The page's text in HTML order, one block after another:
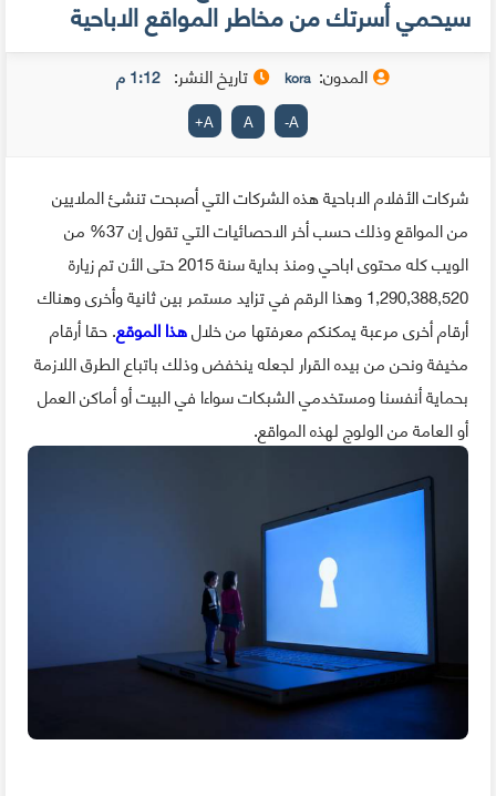
سيحمي أسرتك من مخاطر المواقع الاباحية
المدون: kora تاريخ النشر: 1:12 م
A
-
A
A
+
شركات الأفلام الاباحية هذه الشركات التي أصبحت تنشئ الملايين
من المواقع وذلك حسب أخر الاحصائيات التي تقول إن 37% من
الويب كله محتوى اباحي ومنذ بداية سنة 2015 حتى الأن تم زيارة
1,290,388,520 وهذا الرقم في تزايد مستمر بين ثانية وأخرى وهناك
أرقام أخرى مرعبة يمكنكم معرفتها من خلالهذا الموقع. حقا أرقام
مخيفة ونحن من بيده القرار لجعله ينخفض وذلك باتباع الطرق اللازمة
بحماية أنفسنا ومستخدمي الشبكات سواءا في البيت أو أماكن العمل
أو العامة من الولوج لهذه المواقع.